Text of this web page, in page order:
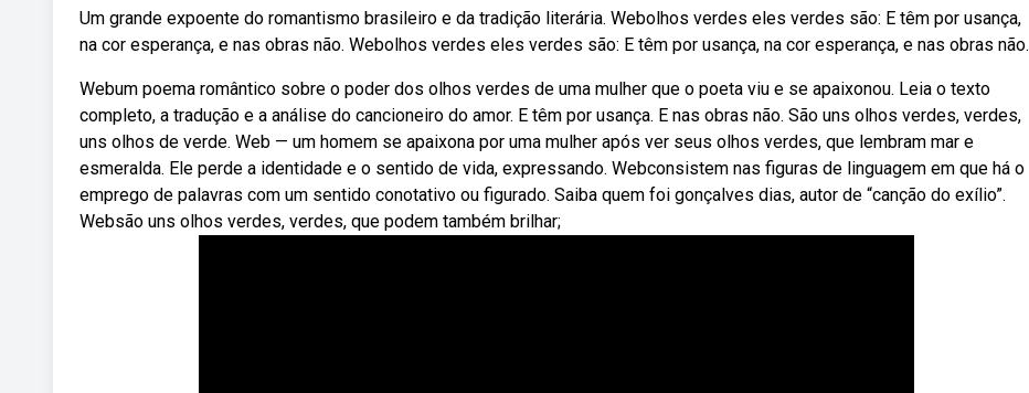
Um grande expoente do romantismo brasileiro e da tradição literária. Webolhos verdes eles verdes são: E têm por usança,
na cor esperança, e nas obras não. Webolhos verdes eles verdes são: E têm por usança, na cor esperança, e nas obras não.
Webum poema romântico sobre o poder dos olhos verdes de uma mulher que o poeta viu e se apaixonou. Leia o texto
completo, a tradução e a análise do cancioneiro do amor. E têm por usança. E nas obras não. São uns olhos verdes, verdes,
uns olhos de verde. Web — um homem se apaixona por uma mulher após ver seus olhos verdes, que lembram mar e
esmeralda. Ele perde a identidade e o sentido de vida, expressando. Webconsistem nas figuras de linguagem em que há o
emprego de palavras com um sentido conotativo ou figurado. Saiba quem foi gonçalves dias, autor de “canção do exílio”.
Websão uns olhos verdes, verdes, que podem também brilhar;